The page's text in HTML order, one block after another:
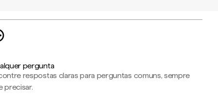
pergunta
respostas claras para perguntas comuns, sempre
precisar.